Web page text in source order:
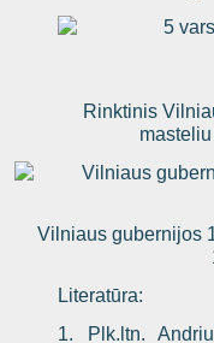
Rinktinis
Vilniaus gubernijos
Literatūra:
1. Plk.ltn.